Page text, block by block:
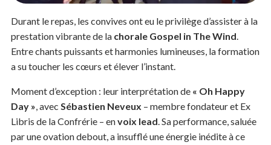
Durant le repas, les convives ont eu le privilège d’assister à la
prestation vibrante de la chorale Gospel in The Wind.
Entre chants puissants et harmonies lumineuses, la formation
a su toucher les cœurs et élever l’instant.
Moment d’exception : leur interprétation de « Oh Happy
Day », avec Sébastien Neveux – membre fondateur et Ex
Libris de la Confrérie – envoix lead. Sa performance, saluée
par une ovation debout, a insufflé une énergie inédite à ce